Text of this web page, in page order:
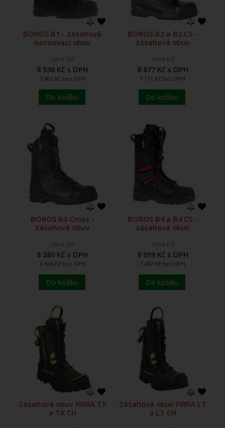
BOROS B1 - zásahová
nazouvací obuv
cena od
6 536 Kč s DPH
5 402 Kč bez DPH
Do košíku
BOROS B2 a B2 CS -
zásahová obuv
cena od
8 677 Kč s DPH
7 171 Kč bez DPH
Do košíku
BOROS B3 Cross -
zásahová obuv
cena od
8 380 Kč s DPH
6 926 Kč bez DPH
Do košíku
BOROS B4 a B4 CS -
zásahová obuv
cena od
9 059 Kč s DPH
7 487 Kč bez DPH
Do košíku
Zásahová obuv FIRRA TX
a TX CH
Zásahová obuv FIRRA LT
a LT CH